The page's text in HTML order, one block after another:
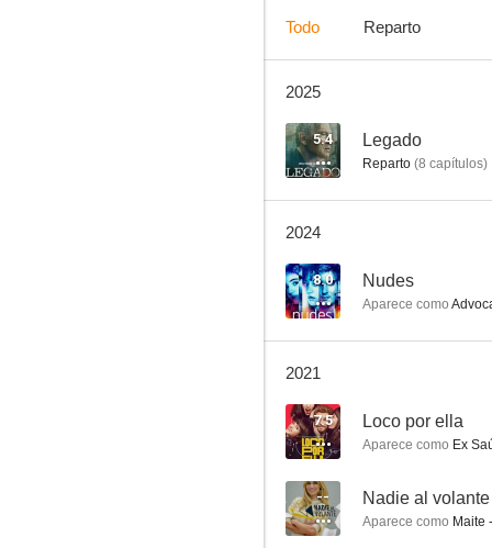
Todo Reparto
2025
5.4 Legado
Reparto (8 capítulos)
2024
8.0 Nudes
Aparece como
2021
7.5 Loco por ella
Aparece como Ex
-- Nadie al volante
Aparece como Maite